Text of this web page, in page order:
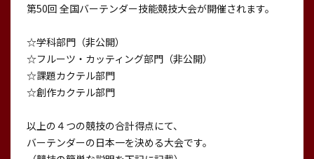
第50回 全国バーテンダー技能競技大会が開催されます。
☆学科部門（非公開）
☆フルーツ・カッティング部門（非公開）
☆課題カクテル部門
☆創作カクテル部門
以上の４つの競技の合計得点にて、
バーテンダーの日本一を決める大会です。